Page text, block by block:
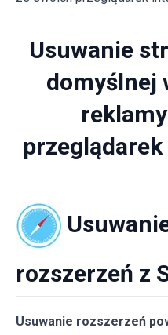
Usuwanie
domyślnej
rozszerzeń z
Usuwanie rozszerzeń